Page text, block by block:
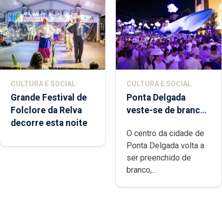
CULTURA E SOCIAL
Grande Festival de
Folclore da Relva
decorre esta noite
CULTURA E SOCIAL
Ponta Delgada
veste-se de branco
O centro da cidade de
Ponta Delgada volta a
ser preenchido de
branco,...